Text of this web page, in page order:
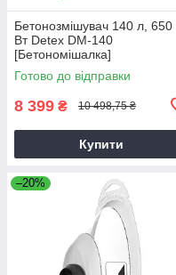
Бетонозмішувач 140 л, 650
Вт Detex DM-140
[Бетономішалка]
Готово до відправки
8 399 ₴ 10 498,75 ₴
Купити
–20%